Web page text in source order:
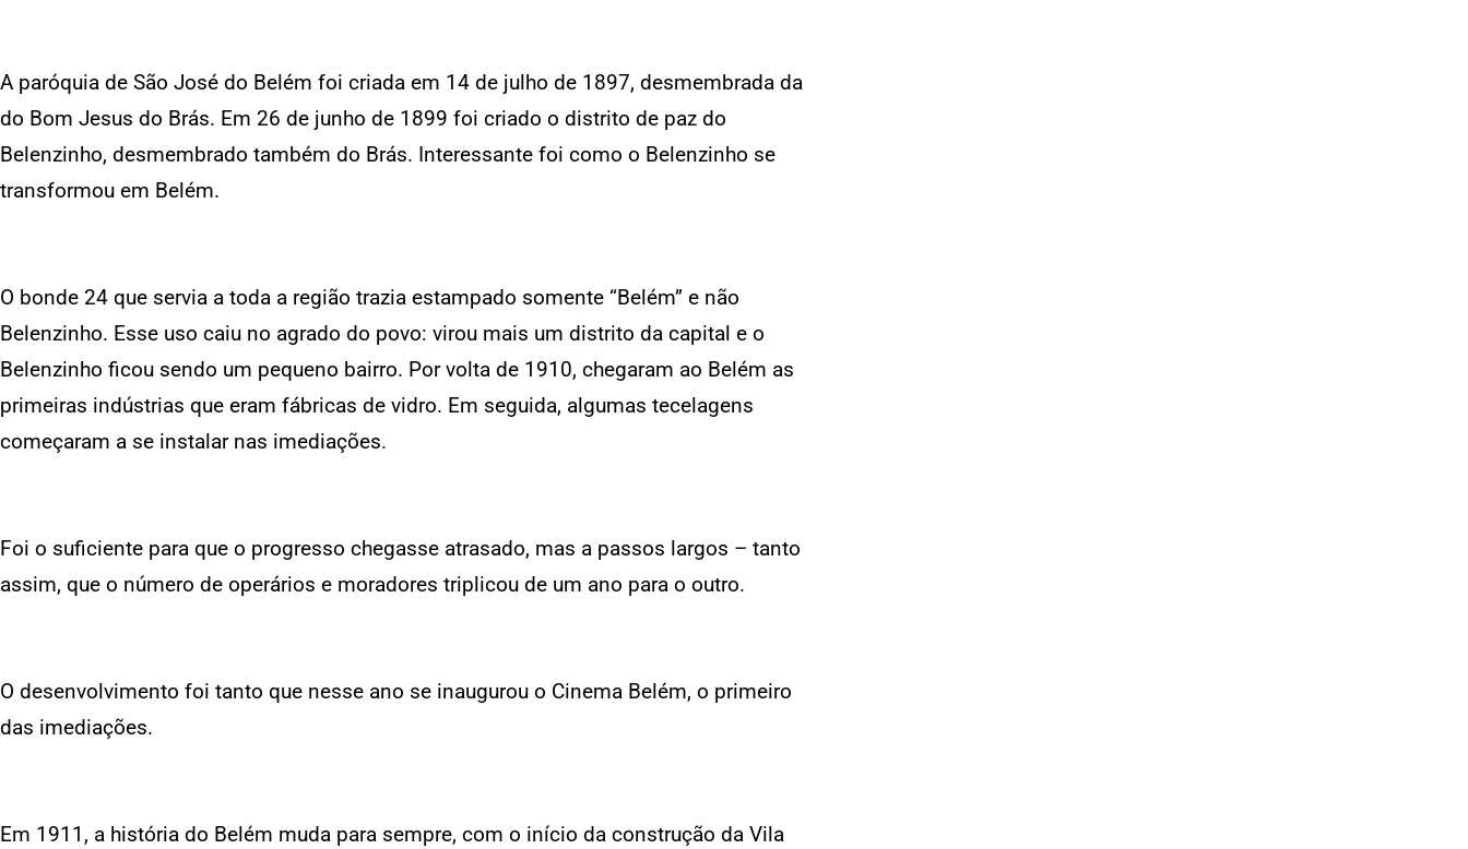
A paróquia de São José do Belém foi criada em 14 de julho de 1897, desmembrada da
do Bom Jesus do Brás. Em 26 de junho de 1899 foi criado o distrito de paz do
Belenzinho, desmembrado também do Brás. Interessante foi como o Belenzinho se
transformou em Belém.
O bonde 24 que servia a toda a região trazia estampado somente “Belém” e não
Belenzinho. Esse uso caiu no agrado do povo: virou mais um distrito da capital e o
Belenzinho ficou sendo um pequeno bairro. Por volta de 1910, chegaram ao Belém as
primeiras indústrias que eram fábricas de vidro. Em seguida, algumas tecelagens
começaram a se instalar nas imediações.
Foi o suficiente para que o progresso chegasse atrasado, mas a passos largos – tanto
assim, que o número de operários e moradores triplicou de um ano para o outro.
O desenvolvimento foi tanto que nesse ano se inaugurou o Cinema Belém, o primeiro
das imediações.
Em 1911, a história do Belém muda para sempre, com o início da construção da Vila